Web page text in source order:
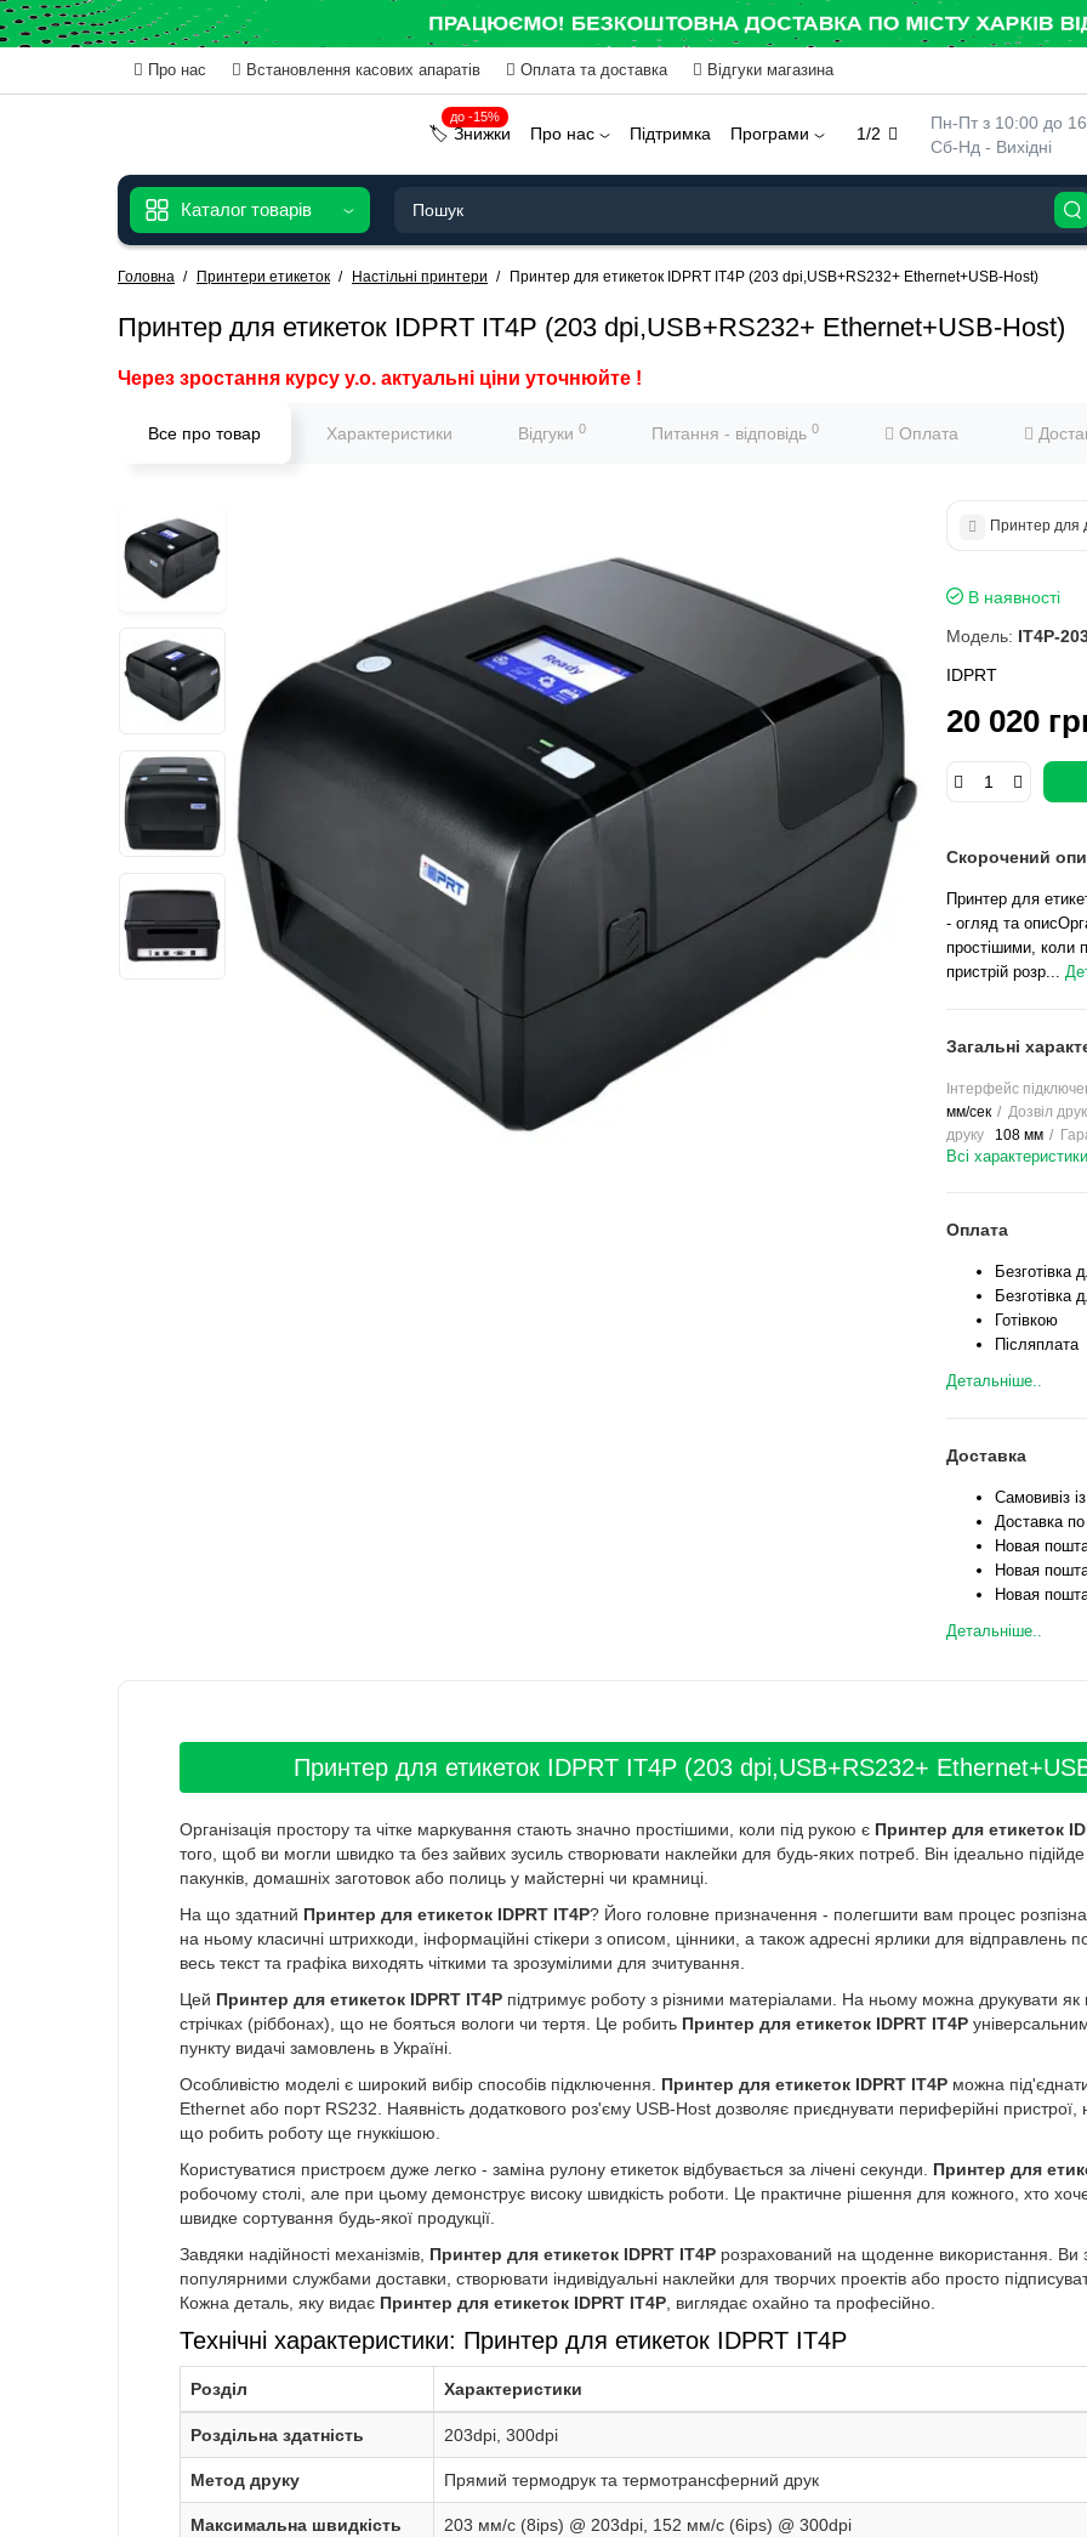
Про нас Встановлення касових апаратів Оплата та доставка Відгуки магазина
Пн-Пт з 10:00 до
Сб-Нд - Вихідні
1/2
до -15%
🏷️ Знижки Про нас Підтримка Програми
Каталог товарів
Головна Принтери етикеток Настільні принтери Принтер для етикеток IDPRT IT4P (203 dpi,USB+RS232+ Ethernet+USB-Host)
Принтер для етикеток IDPRT IT4P (203 dpi,USB+RS232+ Ethernet+USB-Host)
Через зростання курсу у.о. актуальні ціни уточнюйте !
Все про товар Характеристики Відгуки 0 Питання - відповідь 0 Оплата
Принтер для
В наявності
Модель: IT4P-
IDPRT
20 020
Скорочений
Принтер для
- огляд та
простішими, коли
пристрій розр...
Загальні
Інтерфейс
мм/сек
Дозвіл
друку
108 мм
Всі характеристики
Оплата
Безготівка
Безготівка
Готівкою
Післяплата
Детальніше..
Доставка
Самовивіз
Доставка
Новая
Новая
Новая
Детальніше..
Принтер для етикеток IDPRT IT4P (203 dpi,USB+RS232+
Організація простору та чітке маркування стають значно простішими, коли під рукою є Принтер для етикеток
того, щоб ви могли швидко та без зайвих зусиль створювати наклейки для будь-яких потреб. Він ідеально
пакунків, домашніх заготовок або полиць у майстерні чи крамниці.
На що здатний Принтер для етикеток IDPRT IT4P? Його головне призначення - полегшити вам процес
на ньому класичні штрихкоди, інформаційні стікери з описом, цінники, а також адресні ярлики для відправлень
весь текст та графіка виходять чіткими та зрозумілими для зчитування.
Цей Принтер для етикеток IDPRT IT4P підтримує роботу з різними матеріалами. На ньому можна друкувати
стрічках (ріббонах), що не бояться вологи чи тертя. Це робить Принтер для етикеток IDPRT IT4P
пункту видачі замовлень в Україні.
Особливістю моделі є широкий вибір способів підключення. Принтер для етикеток IDPRT IT4P можна
Ethernet або порт RS232. Наявність додаткового роз'єму USB-Host дозволяє приєднувати периферійні пристрої,
що робить роботу ще гнуккішою.
Користуватися пристроєм дуже легко - заміна рулону етикеток відбувається за лічені секунди. Принтер для
робочому столі, але при цьому демонструє високу швидкість роботи. Це практичне рішення для кожного, хто
швидке сортування будь-якої продукції.
Завдяки надійності механізмів, Принтер для етикеток IDPRT IT4P розрахований на щоденне використання. Ви
популярними службами доставки, створювати індивідуальні наклейки для творчих проектів або просто
Кожна деталь, яку видає Принтер для етикеток IDPRT IT4P, виглядає охайно та професійно.
Технічні характеристики: Принтер для етикеток IDPRT IT4P
Розділ Характеристики
Роздільна здатність 203dpi, 300dpi
Метод друку Прямий термодрук та термотрансферний друк
Максимальна швидкість
203 мм/с (8ips) @ 203dpi, 152 мм/с (6ips) @ 300dpi